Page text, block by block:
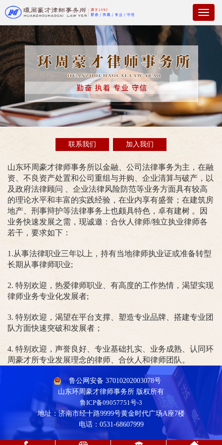
Toggle
联系我们 加入我们
山东环周豪才律师事务所以金融、公司法律事务为主，在融
资、不良资产处置和公司重组与并购、企业清算与破产，以
及政府法律顾问 、企业法律风险防范等业务方面具有较高
的理论水平和丰富的实践经验，在业内享有盛誉；在建筑房
地产、刑事辩护等法律事务上也颇具特色，卓有建树 。因
业务快速发展之需，现诚邀：合伙人律师/独立执业律师各
若干，要求如下：
1.从事法律职业三年以上，持有当地律师执业证或准备转型
长期从事律师职业;
2. 特别欢迎，热爱律师职业、有高度的工作热情，渴望实现
律师业务专业化发展者;
3. 特别欢迎，渴望在平台支撑、塑造专业品牌、搭建专业团
队方面快速突破和发展者；
4. 特别欢迎，声誉良好、专业基础扎实、业务成熟、认同环
周豪才所专业发展理念的律师、合伙人和律师团队。
鲁公网安备 37010202003078号
山东环周豪才律师事务所 版权所有
鲁ICP备09057751号-3
地址：济南市经十路9999号黄金时代广场A座7楼
电话：0531-68607999